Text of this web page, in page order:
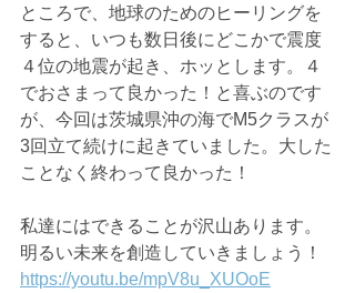
ところで、地球のためのヒーリングを
すると、いつも数日後にどこかで震度
４位の地震が起き、ホッとします。４
でおさまって良かった！と喜ぶのです
が、今回は茨城県沖の海でM5クラスが
3回立て続けに起きていました。大した
ことなく終わって良かった！
私達にはできることが沢山あります。
明るい未来を創造していきましょう！
https://youtu.be/mpV8u_XUOoE